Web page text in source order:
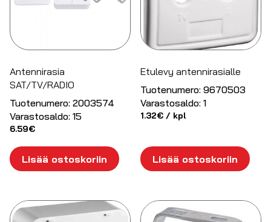
Antennirasia
SAT/TV/RADIO
Tuotenumero: 2003574
Varastosaldo: 15
6.59€
Lisää ostoskoriin
Etulevy antennirasialle
Tuotenumero: 9670503
Varastosaldo: 1
1.32€ / kpl
Lisää ostoskoriin